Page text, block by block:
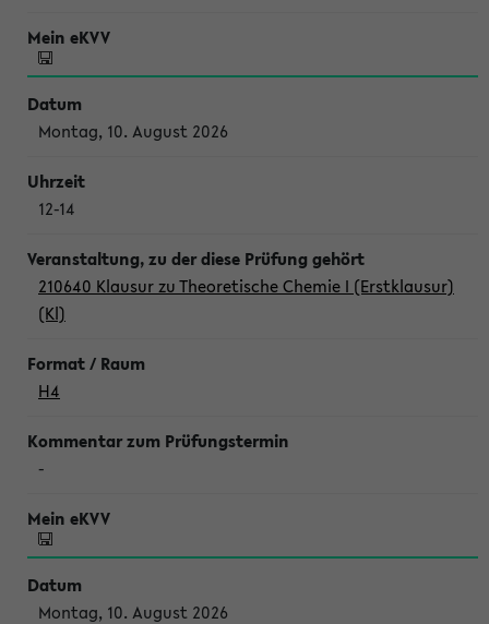
Montag, 10. August 2026
12-14
210640 Klausur zu Theoretische Chemie I (Erstklausur)
(Kl)
H4
-
Montag, 10. August 2026